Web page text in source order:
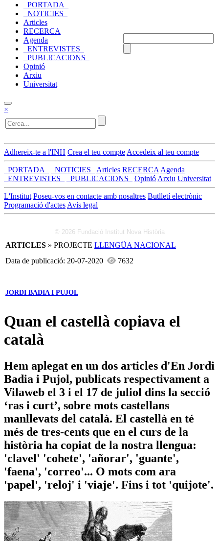
_PORTADA_
_NOTICIES_
Articles
RECERCA
Agenda
_ENTREVISTES_
_PUBLICACIONS_
Opinió
Arxiu
Universitat
×
Adhereix-te a l'INH Crea el teu compte Accedeix al teu compte
_PORTADA_ _NOTICIES_ Articles RECERCA Agenda
_ENTREVISTES_
_PUBLICACIONS_ Opinió Arxiu Universitat
L'Institut Poseu-vos en contacte amb nosaltres Butlletí electrònic
Programació d'actes Avís legal
© 2026 Fundació Institut Nova Història
ARTICLES » PROJECTE LLENGÜA NACIONAL
Data de publicació: 20-07-2020
7632
JORDI BADIA I PUJOL
Quan el castellà copiava el
català
Hem aplegat en un dos articles d'En Jordi
Badia i Pujol, publicats respectivament a
Vilaweb el 3 i el 17 de juliol dins la secció
‘ras i curt’, sobre mots castellans
manllevats del català. El castellà en té
més de tres-cents que en el curs de la
història ha copiat de la nostra llengua:
'clavel' 'cohete', 'añorar', 'guante',
'faena', 'correo'... O mots com ara
'papel', 'reloj' i 'viaje'. Fins i tot 'quijote'.